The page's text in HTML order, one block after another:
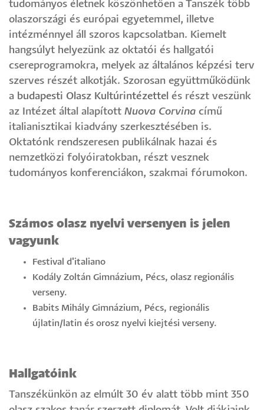
tudományos életnek köszönhetően a Tanszék több
olaszországi és európai egyetemmel, illetve
intézménnyel áll szoros kapcsolatban. Kiemelt
hangsúlyt helyezünk az oktatói és hallgatói
csereprogramokra, melyek az általános képzési terv
szerves részét alkotják. Szorosan együttműködünk
a budapesti Olasz Kultúrintézettel és részt veszünk
az Intézet által alapított Nuova Corvina című
italianisztikai kiadvány szerkesztésében is.
Oktatónk rendszeresen publikálnak hazai és
nemzetközi folyóiratokban, részt vesznek
tudományos konferenciákon, szakmai fórumokon.
Számos olasz nyelvi versenyen is jelen
vagyunk
Festival d'italiano
Kodály Zoltán Gimnázium, Pécs, olasz regionális
verseny.
Babits Mihály Gimnázium, Pécs, regionális
újlatin/latin és orosz nyelvi kiejtési verseny.
Hallgatóink
Tanszékünkön az elmúlt 30 év alatt több mint 350